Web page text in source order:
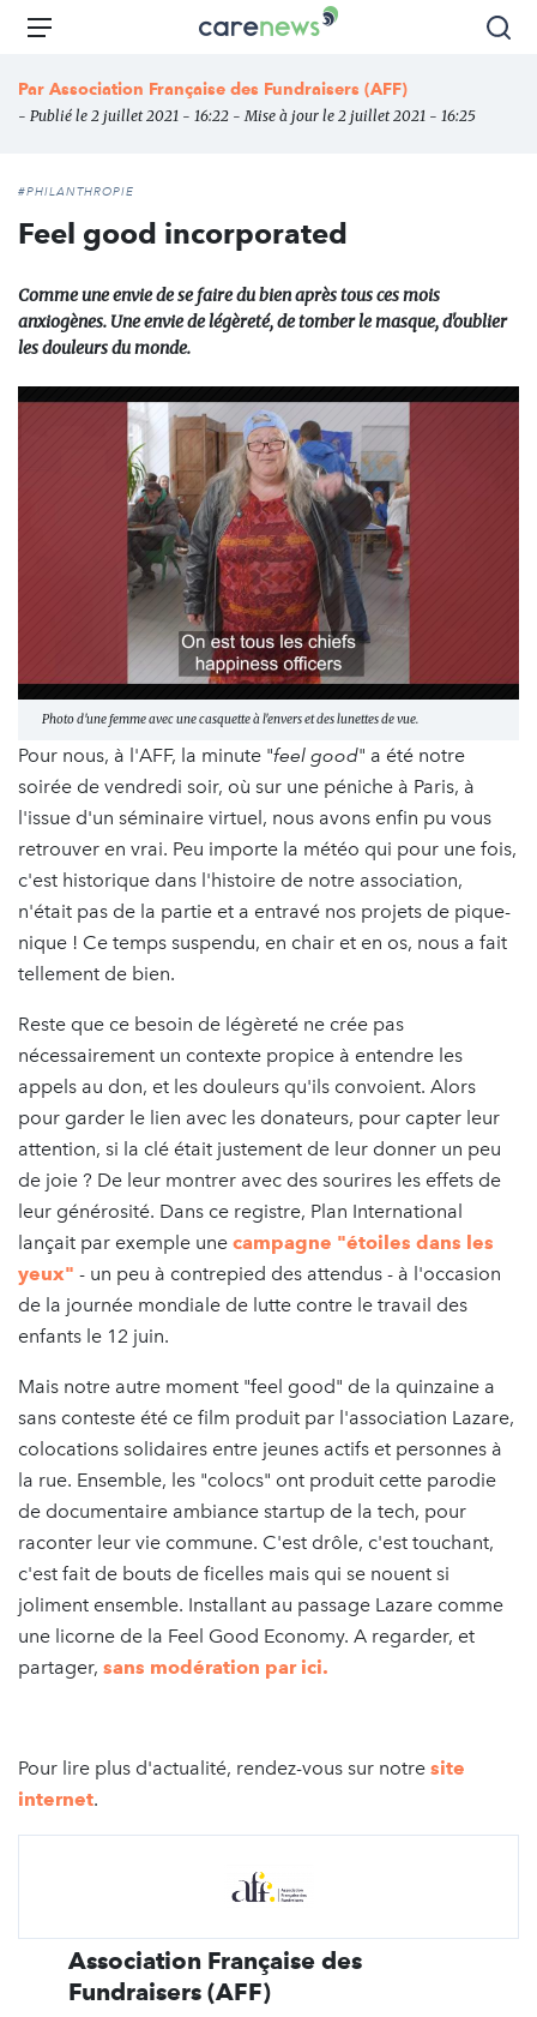
Aller
principal
Carenews,
média
des
Menu
Par Association Française des Fundraisers (AFF)
- Publié le 2 juillet 2021 - 16:22 - Mise à jour le 2 juillet 2021 - 16:25
#PHILANTHROPIE
Feel good incorporated
Comme une envie de se faire du bien après tous ces mois
anxiogènes. Une envie de légèreté, de tomber le masque, d'oublier
les douleurs du monde.
Photo d'une femme avec une casquette à l'envers et des lunettes de vue.
Pour nous, à l'AFF, la minute "feel good" a été notre
soirée de vendredi soir, où sur une péniche à Paris, à
l'issue d'un séminaire virtuel, nous avons enfin pu vous
retrouver en vrai. Peu importe la météo qui pour une fois,
c'est historique dans l'histoire de notre association,
n'était pas de la partie et a entravé nos projets de pique-
nique ! Ce temps suspendu, en chair et en os, nous a fait
tellement de bien.
Reste que ce besoin de légèreté ne crée pas
nécessairement un contexte propice à entendre les
appels au don, et les douleurs qu'ils convoient. Alors
pour garder le lien avec les donateurs, pour capter leur
attention, si la clé était justement de leur donner un peu
de joie ? De leur montrer avec des sourires les effets de
leur générosité. Dans ce registre, Plan International
lançait par exemple une campagne "étoiles dans les
yeux" - un peu à contrepied des attendus - à l'occasion
de la journée mondiale de lutte contre le travail des
enfants le 12 juin.
Mais notre autre moment "feel good" de la quinzaine a
sans conteste été ce film produit par l'association Lazare,
colocations solidaires entre jeunes actifs et personnes à
la rue. Ensemble, les "colocs" ont produit cette parodie
de documentaire ambiance startup de la tech, pour
raconter leur vie commune. C'est drôle, c'est touchant,
c'est fait de bouts de ficelles mais qui se nouent si
joliment ensemble. Installant au passage Lazare comme
une licorne de la Feel Good Economy. A regarder, et
partager, sans modération par ici.
Pour lire plus d'actualité, rendez-vous sur notre site
internet.
Association Française des
Fundraisers (AFF)